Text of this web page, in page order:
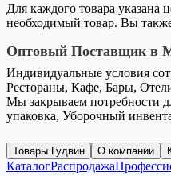
Для каждого товара указана
необходимый товар. Вы
Оптовый Поставщик в
Индивидуальные условия
Рестораны, Кафе, Бары,
Мы закрываем потребности
упаковка, Уборочный
Товары Гудвин О компании
КаталогРаспродажа